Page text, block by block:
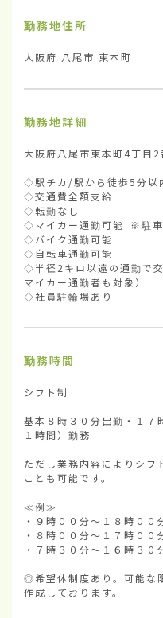
勤務地住所
大阪府 八尾市 東本町
勤務地詳細
大阪府八尾市東本町4丁目
◇駅チカ/駅から徒歩5分以
◇交通費全額支給
◇転勤なし
◇マイカー通勤可能 ※駐車
◇バイク通勤可能
◇自転車通勤可能
◇半径2キロ以遠の通勤で
マイカー通勤者も対象）
◇社員駐輪場あり
勤務時間
シフト制
基本８時３０分出勤・１７
１時間）勤務
ただし業務内容によりシフ
ことも可能です。
≪例≫
・９時００分～１８時００
・８時００分～１７時００
・７時３０分～１６時３０
◎希望休制度あり。可能な
作成しております。